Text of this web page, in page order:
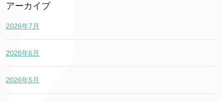
アーカイブ
2026年7月
2026年6月
2026年5月